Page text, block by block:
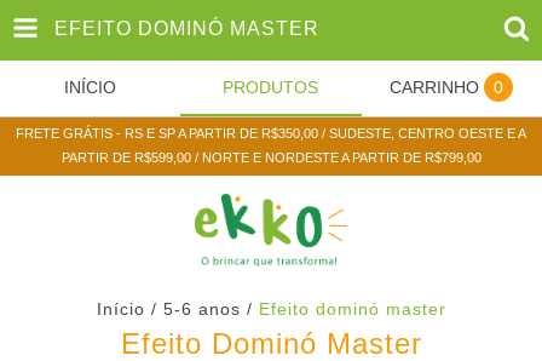
EFEITO DOMINÓ MASTER
INÍCIO PRODUTOS CARRINHO 0
FRETE GRÁTIS - RS E SP A PARTIR DE R$350,00 / SUDESTE, CENTRO OESTE E A
PARTIR DE R$599,00 / NORTE E NORDESTE A PARTIR DE R$799,00
Início / 5-6 anos / Efeito dominó master
Efeito Dominó Master